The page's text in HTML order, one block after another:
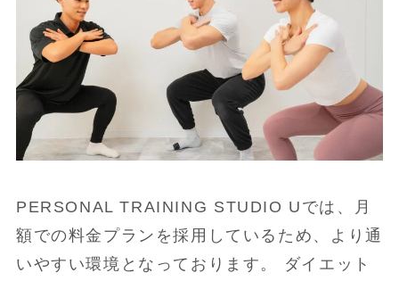
PERSONAL TRAINING STUDIO Uでは、月
額での料金プランを採用しているため、より通
いやすい環境となっております。 ダイエット